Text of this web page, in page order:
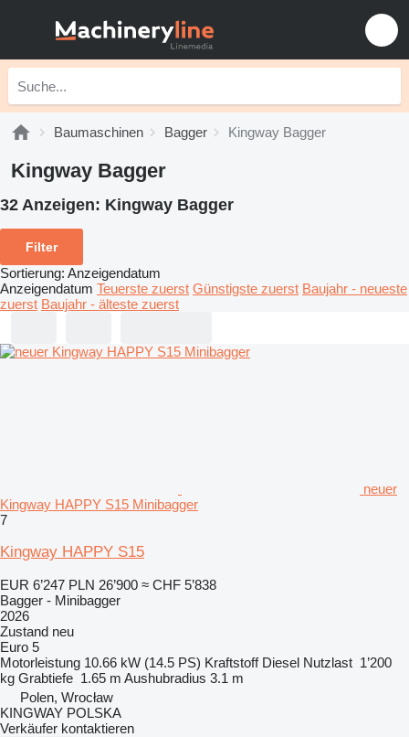
Baumaschinen Bagger Kingway Bagger
Kingway Bagger
32 Anzeigen: Kingway Bagger
Filter
Sortierung: Anzeigendatum
Anzeigendatum Teuerste zuerst Günstigste zuerst Baujahr - neueste
zuerst Baujahr - älteste zuerst
neuer
Kingway HAPPY S15 Minibagger
7
Kingway HAPPY S15
EUR 6’247 PLN 26’900 ≈ CHF 5’838
Bagger - Minibagger
2026
Zustand neu
Euro 5
Motorleistung 10.66 kW (14.5 PS) Kraftstoff Diesel Nutzlast 1’200
kg Grabtiefe 1.65 m Aushubradius 3.1 m
Polen, Wrocław
KINGWAY POLSKA
Verkäufer kontaktieren